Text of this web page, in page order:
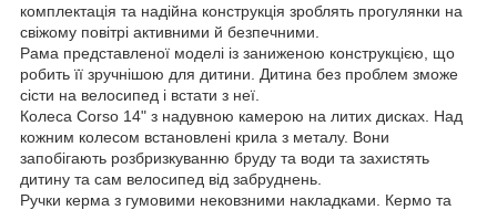
комплектація та надійна конструкція зроблять прогулянки на
свіжому повітрі активними й безпечними.
Рама представленої моделі із заниженою конструкцією, що
робить її зручнішою для дитини. Дитина без проблем зможе
сісти на велосипед і встати з неї.
Колеса Corso 14" з надувною камерою на литих дисках. Над
кожним колесом встановлені крила з металу. Вони
запобігають розбризкуванню бруду та води та захистять
дитину та сам велосипед від забруднень.
Ручки керма з гумовими нековзними накладками. Кермо та